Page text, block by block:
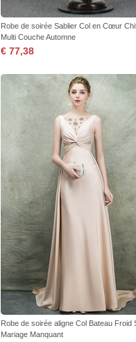
Robe de soirée Sablier Col en Cœur
Multi Couche Automne
€ 77,38
Robe de soirée aligne Col Bateau Froid
Mariage Manquant